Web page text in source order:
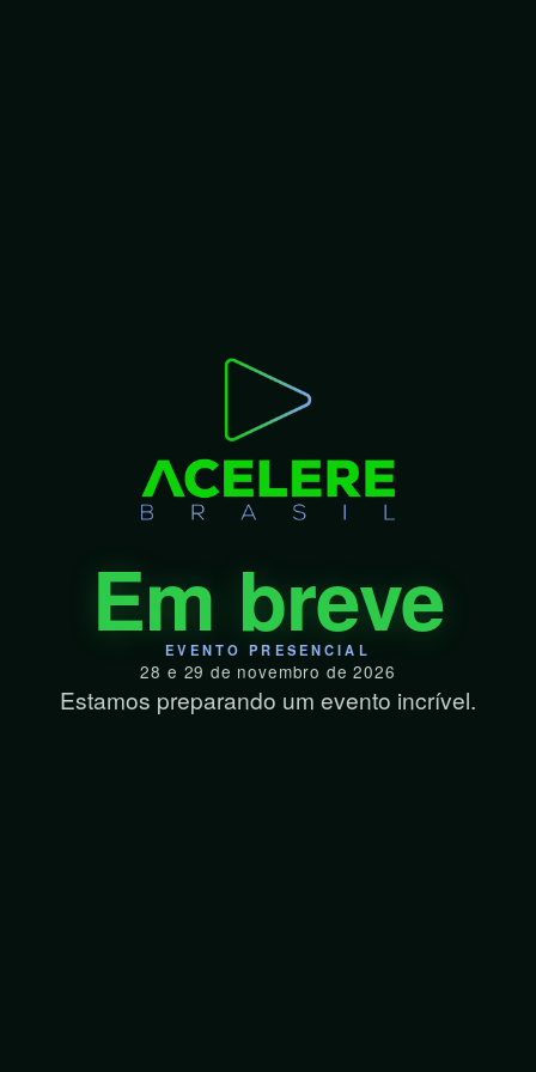
Em breve
EVENTO PRESENCIAL
28 e 29 de novembro de 2026
Estamos preparando um evento incrível.